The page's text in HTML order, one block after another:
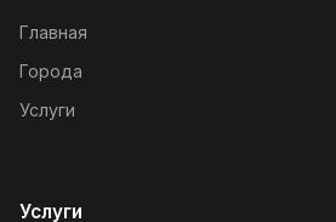
Главная
Города
Услуги
Услуги